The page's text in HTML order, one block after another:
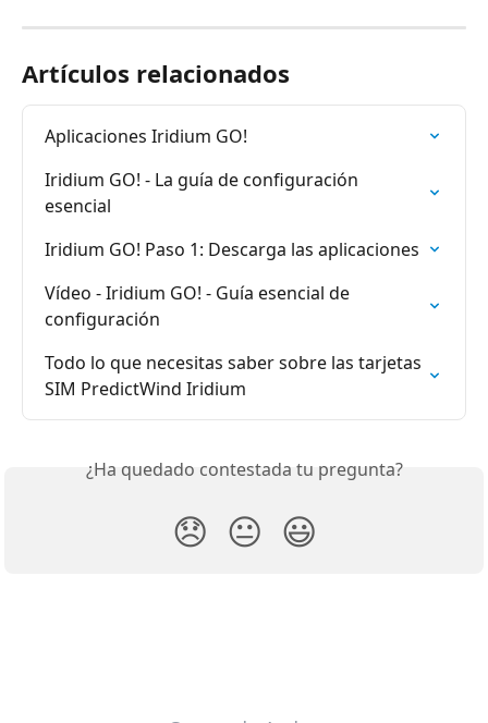
Artículos relacionados
Aplicaciones Iridium GO!
Iridium GO! - La guía de configuración
esencial
Iridium GO! Paso 1: Descarga las aplicaciones
Vídeo - Iridium GO! - Guía esencial de
configuración
Todo lo que necesitas saber sobre las tarjetas
SIM PredictWind Iridium
¿Ha quedado contestada tu pregunta?
😞 😐 😃